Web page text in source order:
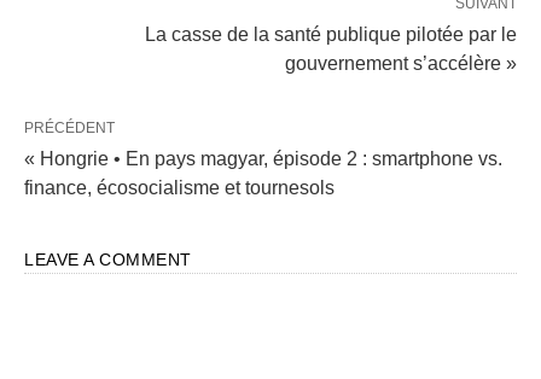
SUIVANT
La casse de la santé publique pilotée par le
gouvernement s’accélère »
PRÉCÉDENT
« Hongrie • En pays magyar, épisode 2 : smartphone vs.
finance, écosocialisme et tournesols
LEAVE A COMMENT